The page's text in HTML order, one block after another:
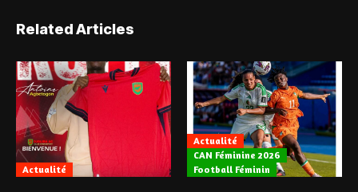
Related Articles
Actualité
Actualité
CAN Féminine 2026
Football Féminin